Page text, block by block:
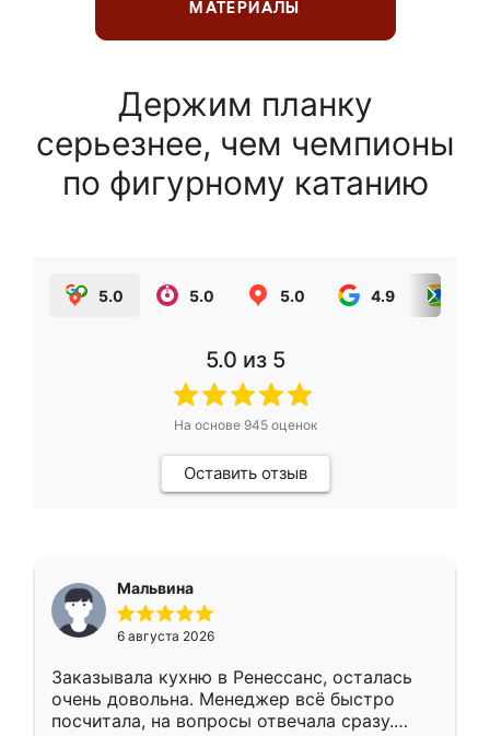
МАТЕРИАЛЫ
Держим планку
серьезнее, чем чемпионы
по фигурному катанию
5.0 5.0 5.0 4.9
5.0 из 5
На основе 945оценок
Оставить отзыв
Мальвина
6 августа 2026
Заказывала кухню в Ренессанс, осталась
очень довольна. Менеджер всё быстро
посчитала, на вопросы отвечала сразу.